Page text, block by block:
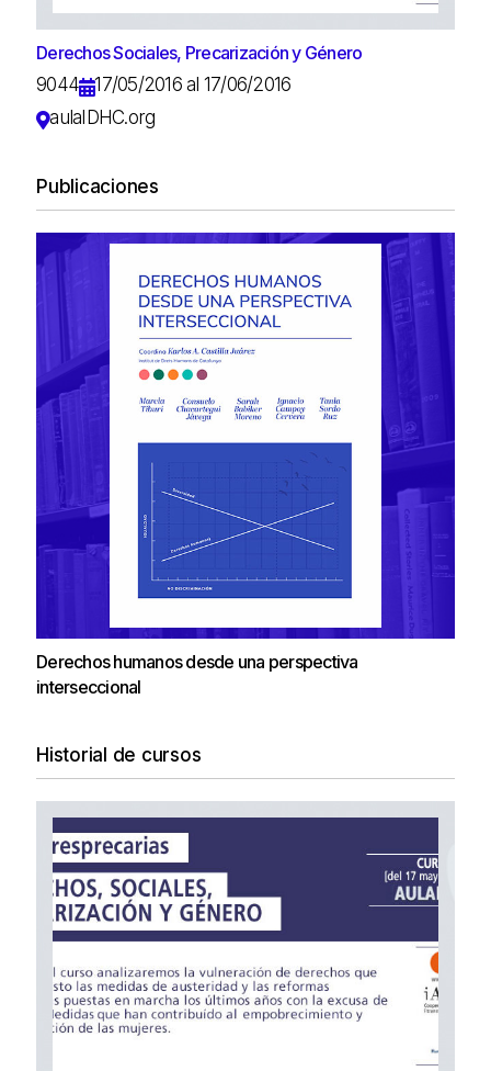
Derechos Sociales, Precarización y Género
9044
17/05/2016 al 17/06/2016
aulaIDHC.org
Publicaciones
Derechos humanos desde una perspectiva
interseccional
Historial de cursos